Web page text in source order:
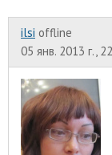
ilsi offline
05 янв. 2013 г.,